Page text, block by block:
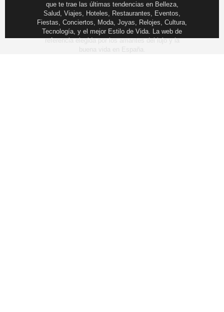
que te trae las últimas tendencias en Belleza,
Salud, Viajes, Hoteles, Restaurantes, Eventos,
Fiestas, Conciertos, Moda, Joyas, Relojes, Cultura,
Tecnología, y el mejor Estilo de Vida. La web de
referencia elegida por los amantes del lujo y la